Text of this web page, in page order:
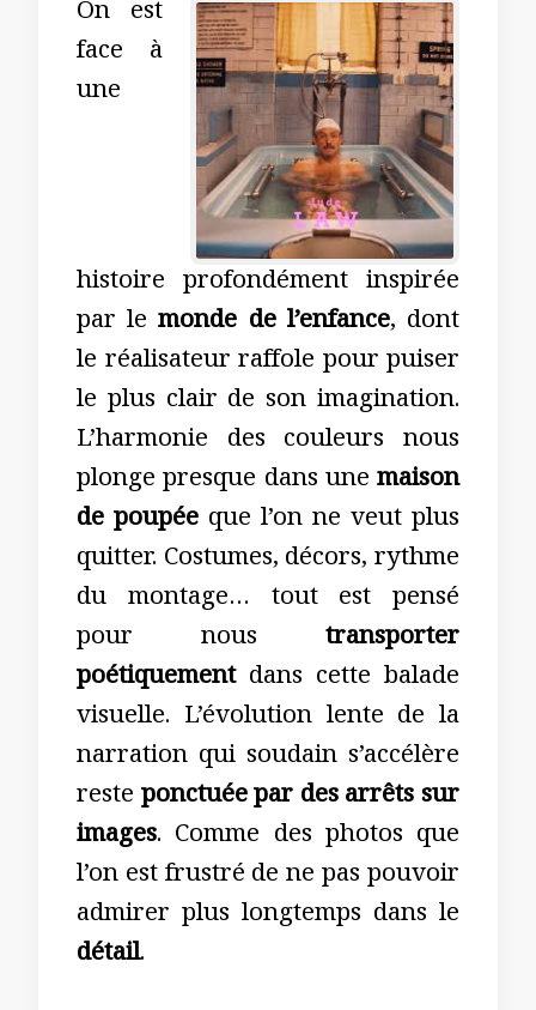
On est
face à
une
histoire profondément inspirée
par lemonde de l’enfance, dont
le réalisateur raffole pour puiser
le plus clair de son imagination.
L’harmonie des couleurs nous
plonge presque dans une maison
de poupée que l’on ne veut plus
quitter. Costumes, décors, rythme
du montage… tout est pensé
pour nous transporter
poétiquementdans cette balade
visuelle. L’évolution lente de la
narration qui soudain s’accélère
reste ponctuée par des arrêts sur
images. Comme des photos que
l’on est frustré de ne pas pouvoir
admirer plus longtemps dans le
détail.